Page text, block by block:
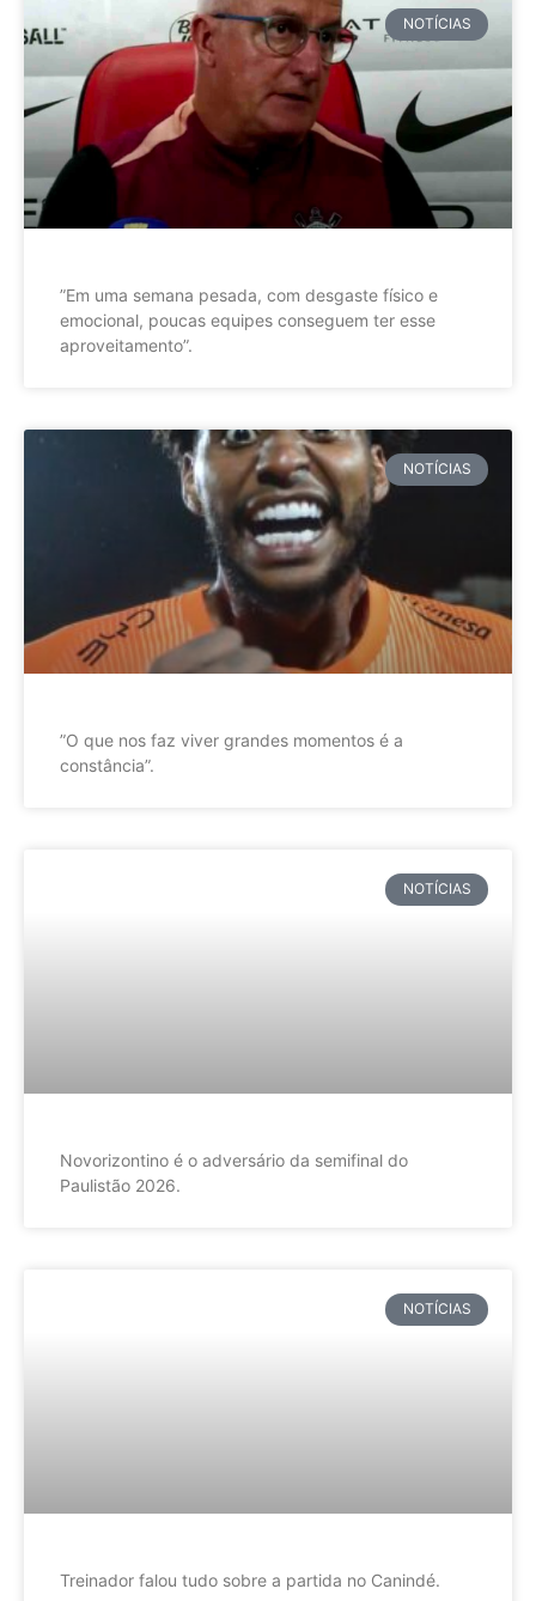
NOTÍCIAS
”Em uma semana pesada, com desgaste físico e
emocional, poucas equipes conseguem ter esse
aproveitamento”.
NOTÍCIAS
”O que nos faz viver grandes momentos é a
constância”.
NOTÍCIAS
Novorizontino é o adversário da semifinal do
Paulistão 2026.
NOTÍCIAS
Treinador falou tudo sobre a partida no Canindé.